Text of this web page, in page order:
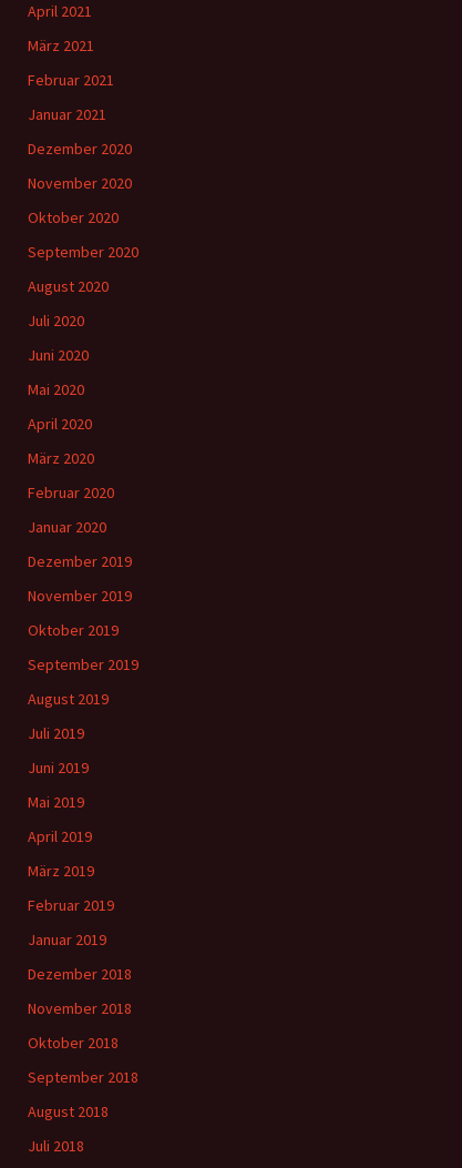
April 2021
März 2021
Februar 2021
Januar 2021
Dezember 2020
November 2020
Oktober 2020
September 2020
August 2020
Juli 2020
Juni 2020
Mai 2020
April 2020
März 2020
Februar 2020
Januar 2020
Dezember 2019
November 2019
Oktober 2019
September 2019
August 2019
Juli 2019
Juni 2019
Mai 2019
April 2019
März 2019
Februar 2019
Januar 2019
Dezember 2018
November 2018
Oktober 2018
September 2018
August 2018
Juli 2018